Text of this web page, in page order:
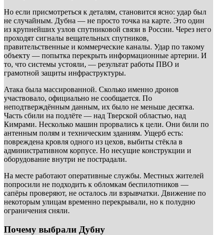
Но если присмотреться к деталям, становится ясно: удар был
не случайным. Дубна — не просто точка на карте. Это один
из крупнейших узлов спутниковой связи в России. Через него
проходят сигналы вещательных спутников,
правительственные и коммерческие каналы. Удар по такому
объекту — попытка перекрыть информационные артерии. И
то, что системы устояли, — результат работы ПВО и
грамотной защиты инфраструктуры.
Атака была массированной. Сколько именно дронов
участвовало, официально не сообщается. По
неподтверждённым данным, их было не меньше десятка.
Часть сбили на подлёте — над Тверской областью, над
Кимрами. Несколько машин прорвались к цели. Они били по
антенным полям и техническим зданиям. Ущерб есть:
повреждена кровля одного из цехов, выбиты стёкла в
административном корпусе. Но несущие конструкции и
оборудование внутри не пострадали.
На месте работают оперативные службы. Местных жителей
попросили не подходить к обломкам беспилотников —
сапёры проверяют, не осталось ли взрывчатки. Движение по
некоторым улицам временно перекрывали, но к полудню
ограничения сняли.
Почему выбрали Дубну